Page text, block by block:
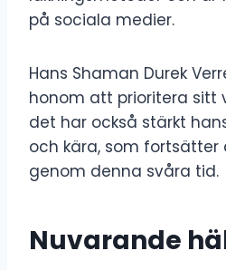
på sociala medier.
Hans Shaman Durek
honom att prioritera sitt
det har också stärkt
och kära, som
genom denna svåra tid.
Nuvarande